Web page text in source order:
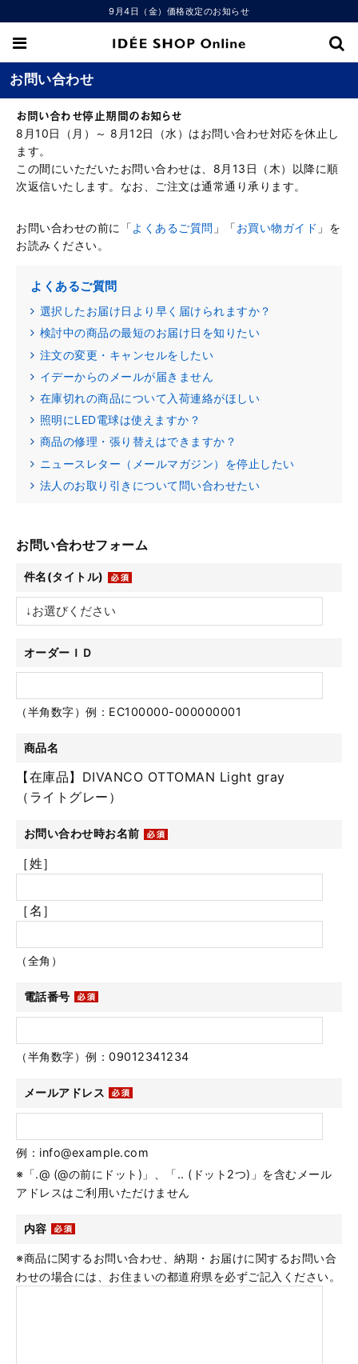
9月4日（金）価格改定のお知らせ
お問い合わせ
お問い合わせ停止期間のお知らせ
8月10日（月）～ 8月12日（水）はお問い合わせ対応を休止し
ます。
この間にいただいたお問い合わせは、8月13日（木）以降に順
次返信いたします。なお、ご注文は通常通り承ります。
お問い合わせの前に「よくあるご質問 」「お買い物ガイド 」を
お読みください。
よくあるご質問
選択したお届け日より早く届けられますか？
検討中の商品の最短のお届け日を知りたい
注文の変更・キャンセルをしたい
イデーからのメールが届きません
在庫切れの商品について入荷連絡がほしい
照明にLED電球は使えますか？
商品の修理・張り替えはできますか？
ニュースレター（メールマガジン）を停止したい
法人のお取り引きについて問い合わせたい
お問い合わせフォーム
件名(タイトル)
オーダーＩＤ
（半角数字）例：EC100000-000000001
商品名
【在庫品】DIVANCO OTTOMAN Light gray
（ライトグレー）
お問い合わせ時お名前
［姓］
［名］
（全角）
電話番号
（半角数字）例：09012341234
メールアドレス
例：info@example.com
※「.@ (@の前にドット)」、「.. (ドット2つ)」を含むメール
アドレスはご利用いただけません
内容
※商品に関するお問い合わせ、納期・お届けに関するお問い合
わせの場合には、お住まいの都道府県を必ずご記入ください。